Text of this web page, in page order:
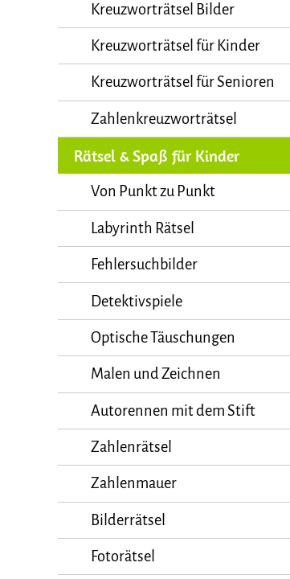
Kreuzworträtsel Bilder
Kreuzworträtsel für Kinder
Kreuzworträtsel für Senioren
Zahlenkreuzworträtsel
Rätsel & Spaß für Kinder
Von Punkt zu Punkt
Labyrinth Rätsel
Fehlersuchbilder
Detektivspiele
Optische Täuschungen
Malen und Zeichnen
Autorennen mit dem Stift
Zahlenrätsel
Zahlenmauer
Bilderrätsel
Fotorätsel